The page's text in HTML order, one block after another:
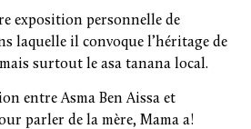
exposition personnelle de
laquelle il convoque l’héritage de
surtout le asa tanana local.
entre Asma Ben Aissa et
parler de la mère, Mama a !